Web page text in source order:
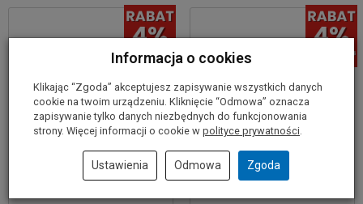
Informacja o cookies
Klikając “Zgoda” akceptujesz zapisywanie wszystkich danych
cookie na twoim urządzeniu. Kliknięcie “Odmowa” oznacza
zapisywanie tylko danych niezbędnych do funkcjonowania
strony. Więcej informacji o cookie w polityce prywatności
Ustawienia Odmowa Zgoda